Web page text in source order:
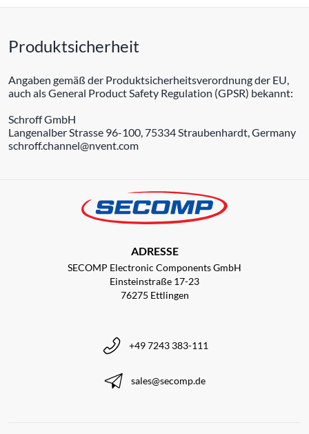
Produktsicherheit
Angaben gemäß der Produktsicherheitsverordnung der EU,
auch als General Product Safety Regulation (GPSR) bekannt:
Schroff GmbH
Langenalber Strasse 96-100, 75334 Straubenhardt, Germany
schroff.channel@nvent.com
ADRESSE
SECOMP Electronic Components GmbH
Einsteinstraße 17-23
76275 Ettlingen
+49 7243 383-111
sales@secomp.de